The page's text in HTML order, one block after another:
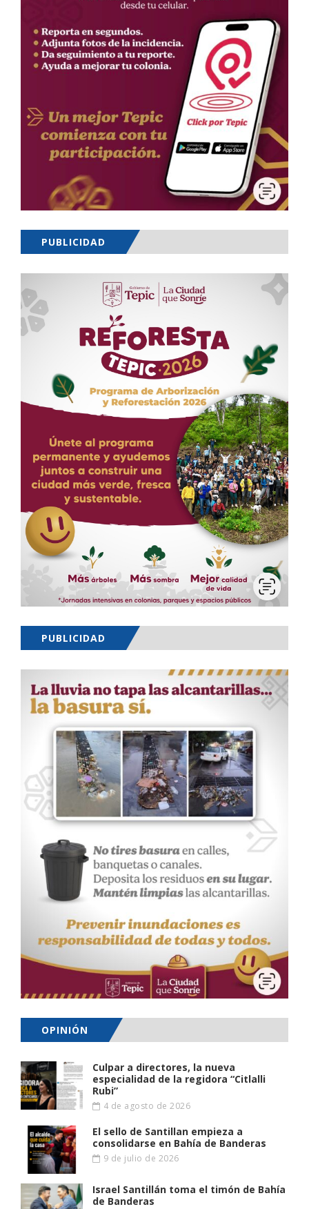
PUBLICIDAD
PUBLICIDAD
OPINIÓN
Culpar a directores, la nueva
especialidad de la regidora “Citlalli
Rubi”
4 de agosto de 2026
El sello de Santillan empieza a
consolidarse en Bahía de Banderas
9 de julio de 2026
Israel Santillán toma el timón de Bahía
de Banderas